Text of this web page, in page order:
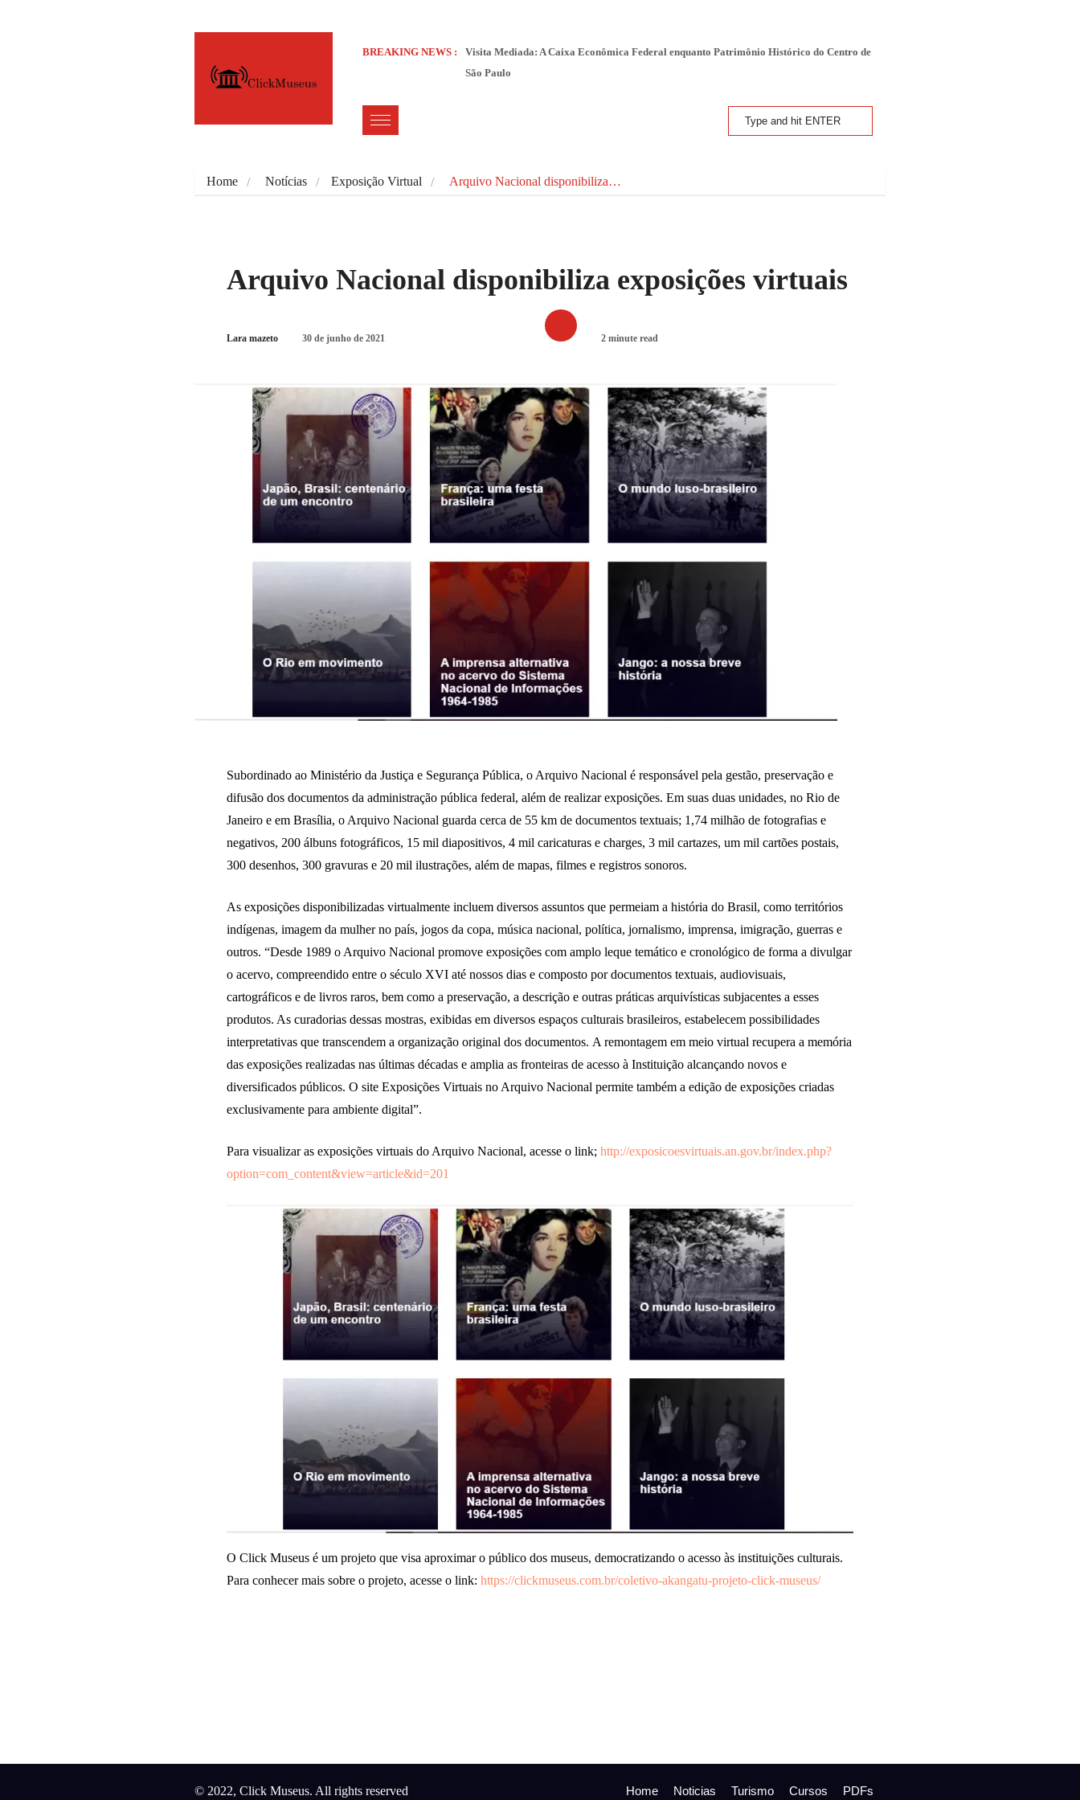
BREAKING NEWS :
Visita Mediada: A Caixa Econômica Federal enquanto Patrimônio Histórico do Centro de
São Paulo
Home Notícias Exposição Virtual Arquivo Nacional disponibiliza…
Arquivo Nacional disponibiliza exposições virtuais
Lara mazeto 30 de junho de 2021 2 minute read
Subordinado ao Ministério da Justiça e Segurança Pública, o Arquivo Nacional é responsável pela gestão, preservação e
difusão dos documentos da administração pública federal, além de realizar exposições. Em suas duas unidades, no Rio de
Janeiro e em Brasília, o Arquivo Nacional guarda cerca de 55 km de documentos textuais; 1,74 milhão de fotografias e
negativos, 200 álbuns fotográficos, 15 mil diapositivos, 4 mil caricaturas e charges, 3 mil cartazes, um mil cartões postais,
300 desenhos, 300 gravuras e 20 mil ilustrações, além de mapas, filmes e registros sonoros.
As exposições disponibilizadas virtualmente incluem diversos assuntos que permeiam a história do Brasil, como territórios
indígenas, imagem da mulher no país, jogos da copa, música nacional, política, jornalismo, imprensa, imigração, guerras e
outros. “Desde 1989 o Arquivo Nacional promove exposições com amplo leque temático e cronológico de forma a divulgar
o acervo, compreendido entre o século XVI até nossos dias e composto por documentos textuais, audiovisuais,
cartográficos e de livros raros, bem como a preservação, a descrição e outras práticas arquivísticas subjacentes a esses
produtos. As curadorias dessas mostras, exibidas em diversos espaços culturais brasileiros, estabelecem possibilidades
interpretativas que transcendem a organização original dos documentos. A remontagem em meio virtual recupera a memória
das exposições realizadas nas últimas décadas e amplia as fronteiras de acesso à Instituição alcançando novos e
diversificados públicos. O site Exposições Virtuais no Arquivo Nacional permite também a edição de exposições criadas
exclusivamente para ambiente digital”.
Para visualizar as exposições virtuais do Arquivo Nacional, acesse o link; http://exposicoesvirtuais.an.gov.br/index.php?
option=com_content&view=article&id=201
O Click Museus é um projeto que visa aproximar o público dos museus, democratizando o acesso às instituições culturais.
Para conhecer mais sobre o projeto, acesse o link: https://clickmuseus.com.br/coletivo-akangatu-projeto-click-museus/
© 2022, Click Museus. All rights reserved Home Noticias Turismo Cursos
PDFs